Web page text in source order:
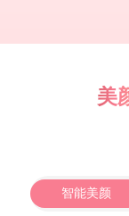
美
智能美颜